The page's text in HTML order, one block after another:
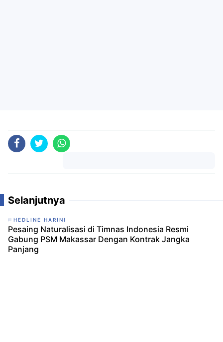
Selanjutnya
HEDLINE HARINI
Pesaing Naturalisasi di Timnas Indonesia Resmi
Gabung PSM Makassar Dengan Kontrak Jangka
Panjang